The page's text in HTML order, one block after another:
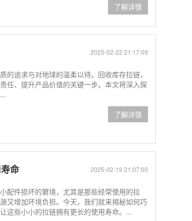
了解详情
2025-02-22 21:17:09
追求与对地球的温柔以待。回收库存拉链，
任、提升产品价值的关键一步。本文将深入探
了解详情
2025-02-19 21:07:00
命
配件损坏的窘境，尤其是那些经常使用的拉
又增加环境负担。今天，我们就来揭秘如何巧
这些小小的拉链拥有更长的使用寿命。...